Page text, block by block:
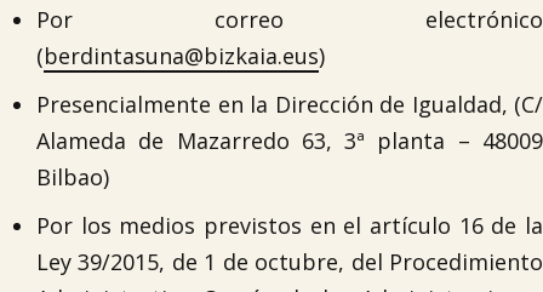
Por correo electrónico
(berdintasuna@bizkaia.eus)
Presencialmente en la Dirección de Igualdad, (C/
Alameda de Mazarredo 63, 3ª planta – 48009
Bilbao)
Por los medios previstos en el artículo 16 de la
Ley 39/2015, de 1 de octubre, del Procedimiento